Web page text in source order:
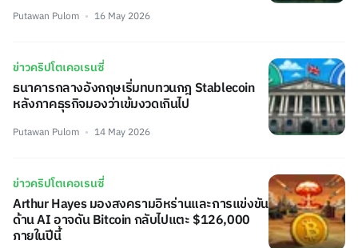
Putawan Pulom 16 May 2026
ข่าวคริปโตเคอเรนซี่
ธนาคารกลางอังกฤษเริ่มทบทวนกฎ Stablecoin
หลังภาคธุรกิจมองว่าเข้มงวดเกินไป
Putawan Pulom 14 May 2026
ข่าวคริปโตเคอเรนซี่
Arthur Hayes มองสงครามอิหร่านและการแข่งขัน
ด้าน AI อาจดัน Bitcoin กลับไปแตะ $126,000
ภายในปีนี้